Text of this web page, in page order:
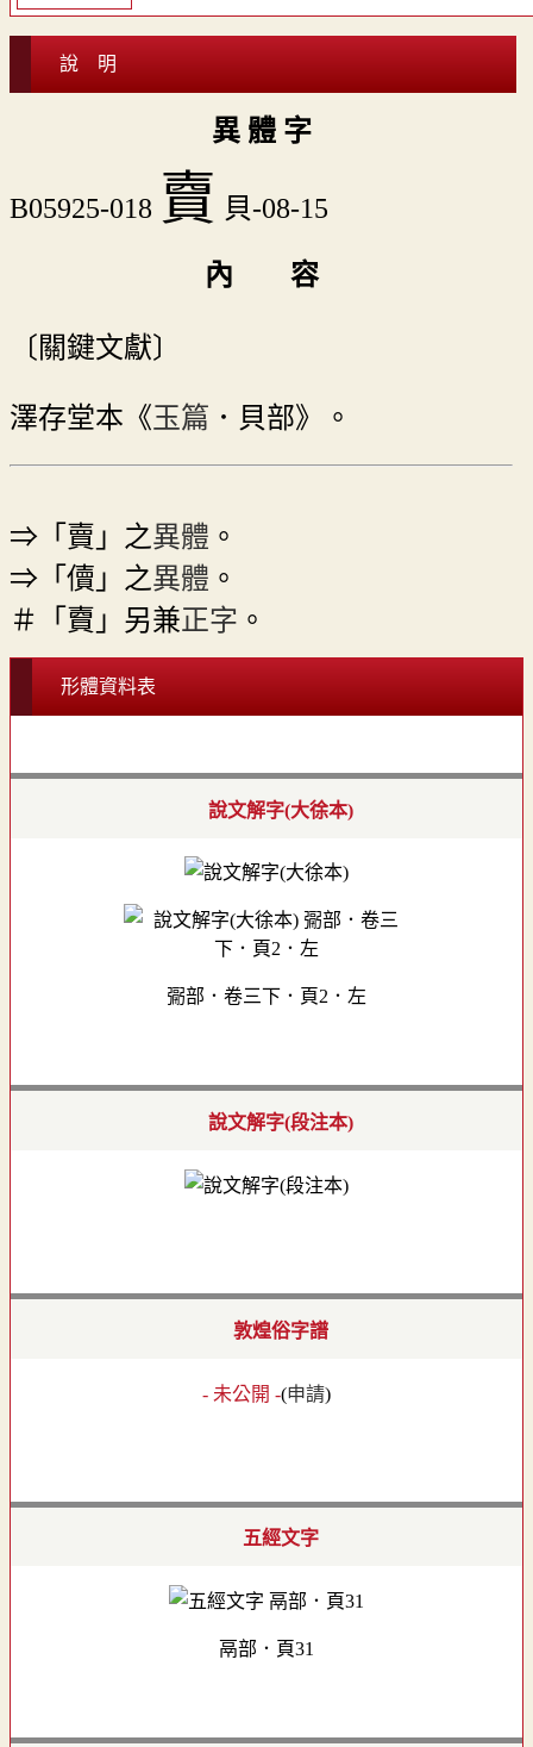
說 明
異 體 字
B05925-018 𧶠 貝-08-15
內 容
〔關鍵文獻〕
澤存堂本《玉篇 ．貝部》。
⇒「賣」之異體 。
⇒「儥」之異體 。
＃「𧶠」另兼正字 。
形體資料表
說文解字(大徐本)
䰜部．卷三下．頁2．左
說文解字(段注本)
敦煌俗字譜
- 未公開 -(申請)
五經文字
鬲部．頁31